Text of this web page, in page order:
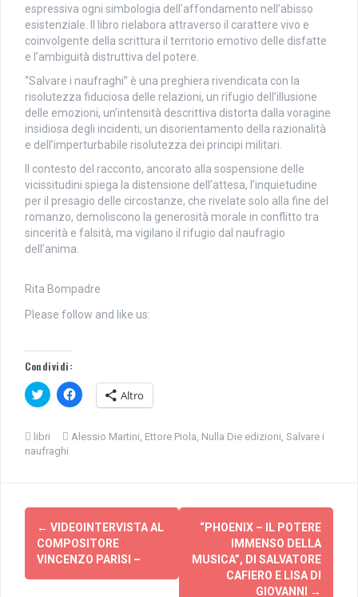
espressiva ogni simbologia dell’affondamento nell’abisso
esistenziale. Il libro rielabora attraverso il carattere vivo e
coinvolgente della scrittura il territorio emotivo delle disfatte
e l’ambiguità distruttiva del potere.
“Salvare i naufraghi” è una preghiera rivendicata con la
risolutezza fiduciosa delle relazioni, un rifugio dell’illusione
delle emozioni, un’intensità descrittiva distorta dalla voragine
insidiosa degli incidenti, un disorientamento della razionalità
e dell’imperturbabile risolutezza dei principi militari.
Il contesto del racconto, ancorato alla sospensione delle
vicissitudini spiega la distensione dell’attesa, l’inquietudine
per il presagio delle circostanze, che rivelate solo alla fine del
romanzo, demoliscono la generosità morale in conflitto tra
sincerità e falsità, ma vigilano il rifugio dal naufragio
dell’anima.
Rita Bompadre
Please follow and like us:
Condividi:
F
a
l
i
c
e
c
o
n
d
v
F
a
i
o
d
i
v
i
e
Altro
libri Alessio Martini, Ettore Piola, Nulla Die edizioni, Salvare i
naufraghi
Navigazione
articolo
← VIDEOINTERVISTA AL
COMPOSITORE
VINCENZO PARISI –
“PHOENIX – IL POTERE
IMMENSO DELLA
MUSICA”, DI SALVATORE
CAFIERO E LISA DI
GIOVANNI
→